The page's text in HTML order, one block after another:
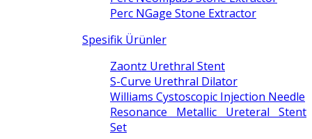
Perc NGage Stone Extractor
Spesifik Ürünler
Zaontz Urethral Stent
S-Curve Urethral Dilator
Williams Cystoscopic Injection Needle
Resonance Metallic Ureteral Stent
Set